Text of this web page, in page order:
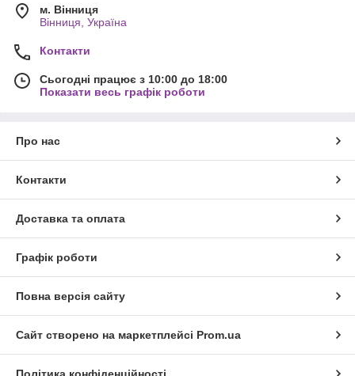
м. Вінниця
Вінниця, Україна
Контакти
Сьогодні працює з 10:00 до 18:00
Показати весь графік роботи
Про нас
Контакти
Доставка та оплата
Графік роботи
Повна версія сайту
Сайт створено на маркетплейсі Prom.ua